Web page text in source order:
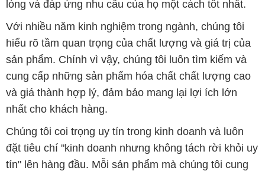
lòng và đáp ứng nhu cầu của họ một cách tốt nhất.
Với nhiều năm kinh nghiệm trong ngành, chúng tôi
hiểu rõ tầm quan trọng của chất lượng và giá trị của
sản phẩm. Chính vì vậy, chúng tôi luôn tìm kiếm và
cung cấp những sản phẩm hóa chất chất lượng cao
và giá thành hợp lý, đảm bảo mang lại lợi ích lớn
nhất cho khách hàng.
Chúng tôi coi trọng uy tín trong kinh doanh và luôn
đặt tiêu chí "kinh doanh nhưng không tách rời khỏi uy
tín" lên hàng đầu. Mỗi sản phẩm mà chúng tôi cung